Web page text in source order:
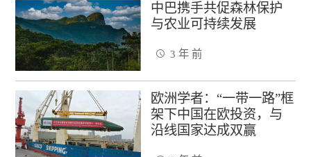
中巴携手共促森林保护
与农业可持续发展
3 年 前
欧洲学者：“一带一路”框
架下中国在欧投资，与
沿线国家达成双赢